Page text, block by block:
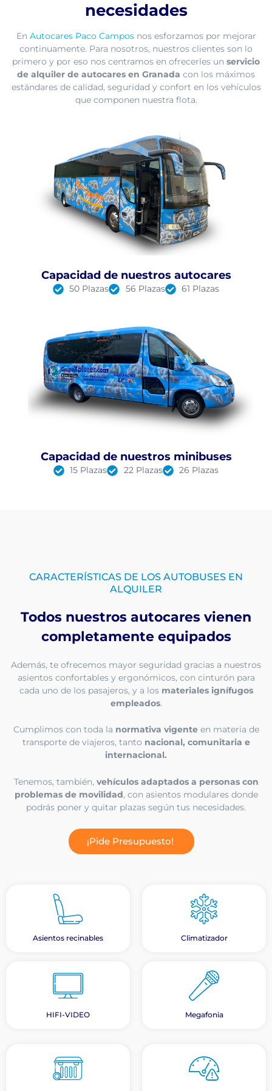
necesidades
En Autocares Paco Camposnos esforzamos por mejorar
continuamente. Para nosotros, nuestros clientes son lo
primero y por eso nos centramos en ofrecerles un servicio
de alquiler de autocares en Granada con los máximos
estándares de calidad, seguridad y confort en los vehículos
que componen nuestra flota.
Capacidad de nuestros autocares
50 Plazas 56 Plazas 61 Plazas
Capacidad de nuestros minibuses
15 Plazas 22 Plazas 26 Plazas
Asientos recinables Climatizador
HIFI-VIDEO Megafonia
CARACTERÍSTICAS DE LOS AUTOBUSES EN
ALQUILER
Todos nuestros autocares vienen
completamente equipados
Además, te ofrecemos mayor seguridad gracias a nuestros
asientos confortables y ergonómicos, con cinturón para
cada uno de los pasajeros, y a los materiales ignífugos
empleados.
Cumplimos con toda la normativa vigenteen materia de
transporte de viajeros, tanto nacional, comunitaria e
internacional.
Tenemos, también, vehículos adaptados a personas con
problemas de movilidad, con asientos modulares donde
podrás poner y quitar plazas según tus necesidades.
¡Pide Presupuesto!